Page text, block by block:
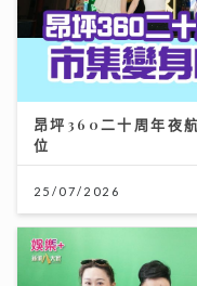
昂坪360二十周年夜
位
25/07/2026